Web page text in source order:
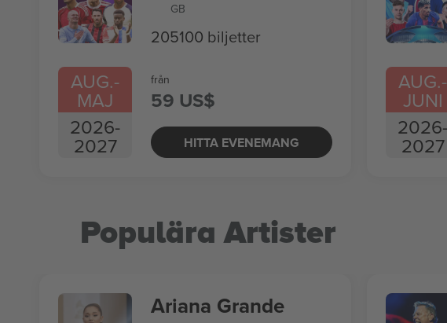
AUG.-
MAJ
2026-
2027
GB
205100 biljetter
från
59 US$
HITTA EVENEMANG
AUG.-
JUNI
2026-
2027
Populära Artister
Ariana Grande